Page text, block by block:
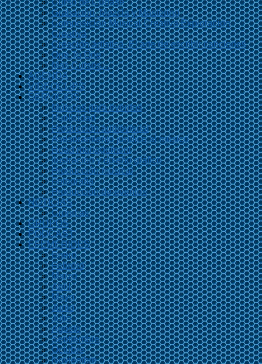
Curso de Cubase
Grabación, Mezcla y Mastering
Composición Musical Creativa Exploración
Creativa
Creación artística. El arte de escribir canciones
One To One
Más Cursos…
AGENDA
VIDEOCLIPS
SERVICIOS
Músicos para eventos
Publicidad
Producción audiovisual
Asesoramiento jurídico al músico
Road management
Ilustración y diseño gráfico
Producción musical
Fotografía
Producción de eventos
NOTICIAS
Crónicas
GRUPOS
PODCAST
EFEMÉRIDES
Enero
Febrero
Marzo
Abril
Mayo
Junio
Julio
Agosto
Septiembre
Octubre
Noviembre